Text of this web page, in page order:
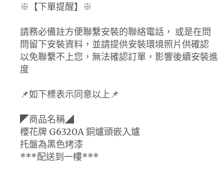
※【下單提醒】※
請務必備註方便聯繫安裝的聯絡電話， 或是在問
問留下安裝資料，並請提供安裝環境照片供確認
以免聯繫不上您，無法確認訂單，影響後續安裝進
度
📌如下標表示同意以上📌
◤商品名稱◢
櫻花牌 G6320A 銅爐頭嵌入爐
托盤為黑色烤漆
***配送到一樓***